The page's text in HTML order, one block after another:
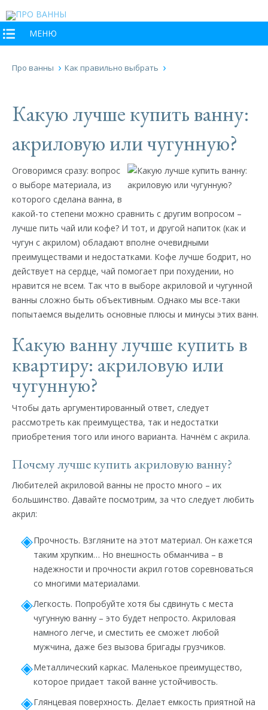
МЕНЮ
Про ванны Как правильно выбрать
Какую лучше купить ванну:
акриловую или чугунную?
Оговоримся сразу: вопрос
о выборе материала, из
которого сделана ванна, в
какой-то степени можно сравнить с другим вопросом –
лучше пить чай или кофе? И тот, и другой напиток (как и
чугун с акрилом) обладают вполне очевидными
преимуществами и недостатками. Кофе лучше бодрит, но
действует на сердце, чай помогает при похудении, но
нравится не всем. Так что в выборе акриловой и чугунной
ванны сложно быть объективным. Однако мы все-таки
попытаемся выделить основные плюсы и минусы этих ванн.
Какую ванну лучше купить в
квартиру: акриловую или
чугунную?
Чтобы дать аргументированный ответ, следует
рассмотреть как преимущества, так и недостатки
приобретения того или иного варианта. Начнём с акрила.
Почему лучше купить акриловую ванну?
Любителей акриловой ванны не просто много – их
большинство. Давайте посмотрим, за что следует любить
акрил:
Прочность. Взгляните на этот материал. Он кажется
таким хрупким… Но внешность обманчива – в
надежности и прочности акрил готов соревноваться
со многими материалами.
Легкость. Попробуйте хотя бы сдвинуть с места
чугунную ванну – это будет непросто. Акриловая
намного легче, и сместить ее сможет любой
мужчина, даже без вызова бригады грузчиков.
Металлический каркас. Маленькое преимущество,
которое придает такой ванне устойчивость.
Глянцевая поверхность. Делает емкость приятной на